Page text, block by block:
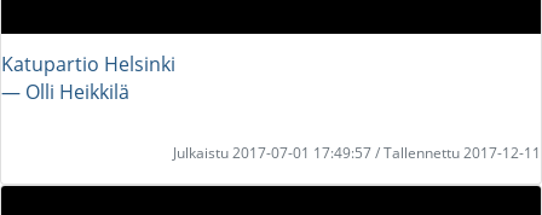
Katupartio Helsinki
― Olli Heikkilä
Julkaistu 2017-07-01 17:49:57 / Tallennettu 2017-12-11